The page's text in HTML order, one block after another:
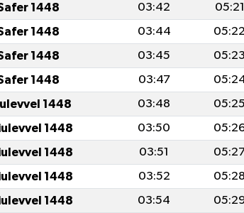
1448 03:42 05:21
1448 03:44 05:22
1448 03:45 05:23
1448 03:47
1448 03:48 05:25
1448 03:50
1448 03:51
1448 03:52 05:28
1448 03:54